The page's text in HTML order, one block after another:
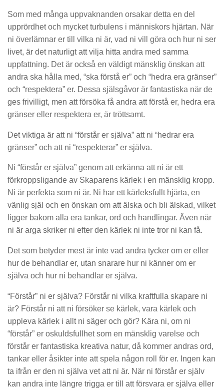
Som med många uppvaknanden orsakar detta en del
upprördhet och mycket turbulens i människors hjärtan. När
ni överlämnar er till vilka ni är, vad ni vill göra och hur ni ser
livet, är det naturligt att vilja hitta andra med samma
uppfattning. Det är också en väldigt mänsklig önskan att
andra ska hålla med, “ska förstå er” och “hedra era gränser”
och “respektera” er. Dessa själsgåvor är fantastiska när de
ges frivilligt, men att försöka få andra att förstå er, hedra era
gränser eller respektera er, är tröttsamt.
Det viktiga är att ni “förstår er själva” att ni “hedrar era
gränser” och att ni “respekterar” er själva.
Ni “förstår er själva” genom att erkänna att ni är ett
förkroppsligande av Skaparens kärlek i en mänsklig kropp.
Ni är perfekta som ni är. Ni har ett kärleksfullt hjärta, en
vänlig själ och en önskan om att älska och bli älskad, vilket
ligger bakom alla era tankar, ord och handlingar. Även när
ni är arga skriker ni efter den kärlek ni inte tror ni kan få.
Det som betyder mest är inte vad andra tycker om er eller
hur de behandlar er, utan snarare hur ni känner om er
själva och hur ni behandlar er själva.
“Förstår” ni er själva? Förstår ni vilka kraftfulla skapare ni
är? Förstår ni att ni försöker se kärlek, vara kärlek och
uppleva kärlek i allt ni säger och gör? Kära ni, om ni
“förstår” er oskuldsfullhet som en mänsklig varelse och
förstår er fantastiska kreativa natur, då kommer andras ord,
tankar eller åsikter inte att spela någon roll för er. Ingen kan
ta ifrån er den ni själva vet att ni är. När ni förstår er själv
kan andra inte längre trigga er till att försvara er själva eller